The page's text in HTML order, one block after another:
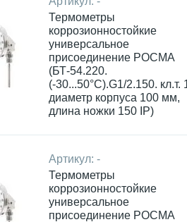
Термометры
коррозионностойкие
универсальное
присоединение РОСМА
(БТ-54.220.
(-30...50°С).G1/2.150. кл.т.
диаметр корпуса 100 мм,
длина ножки 150 IP)
Артикул: -
Термометры
коррозионностойкие
универсальное
присоединение РОСМА